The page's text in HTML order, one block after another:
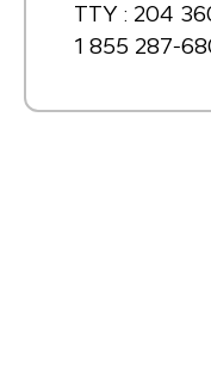
TTY : 204
1 855